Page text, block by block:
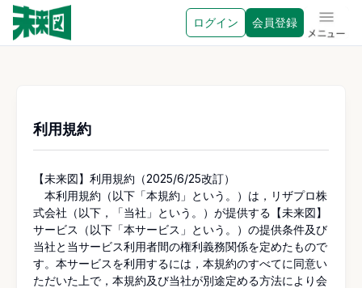
ログイン 会員登録 メニュ
利用規約
【未来図】利用規約（2025/6/25改訂）
本利用規約（以下「本規約」という。）は，リザプロ株
式会社（以下，「当社」という。）が提供する【未来図】
サービス（以下「本サービス」という。）の提供条件及び
当社と当サービス利用者間の権利義務関係を定めたもので
す。本サービスを利用するには，本規約のすべてに同意い
ただいた上で，本規約及び当社が別途定める方法により会